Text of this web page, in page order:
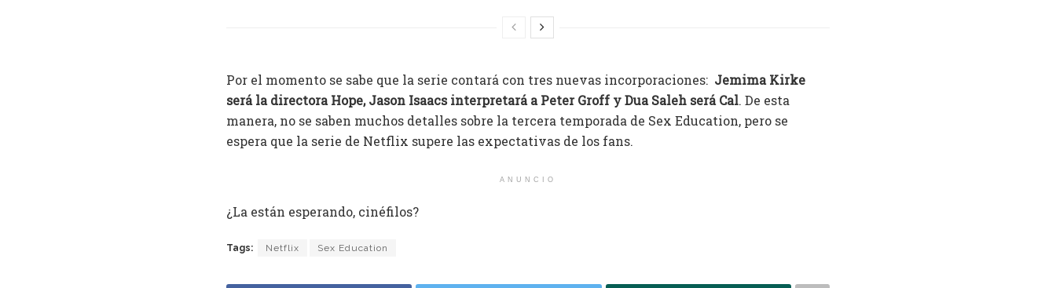
Por el momento se sabe que la serie contará con tres nuevas incorporaciones: Jemima Kirke
será la directora Hope, Jason Isaacs interpretará a Peter Groff y Dua Saleh será Cal. De esta
manera, no se saben muchos detalles sobre la tercera temporada de Sex Education, pero se
espera que la serie de Netflix supere las expectativas de los fans.
ANUNCIO
¿La están esperando, cinéfilos?
Tags: Netflix Sex Education